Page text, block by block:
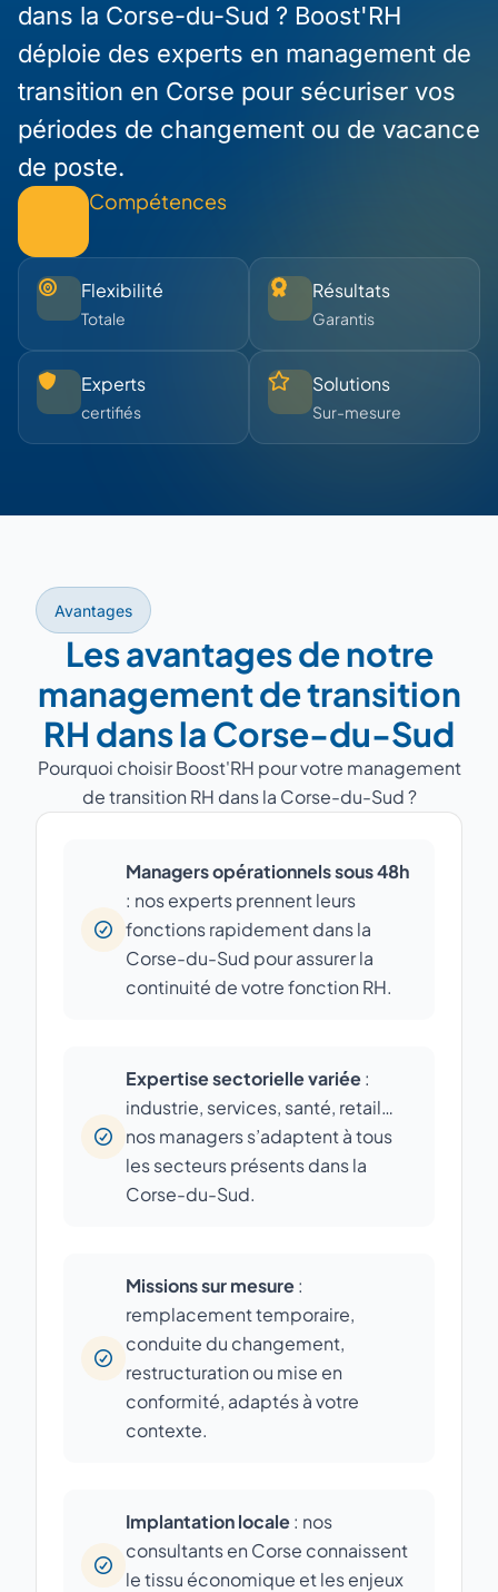
dans la Corse-du-Sud ? Boost'RH
déploie des experts en management de
transition en Corse pour sécuriser vos
périodes de changement ou de vacance
de poste.
Compétences
Flexibilité
Totale
Résultats
Garantis
Experts
certifiés
Solutions
Sur-mesure
Avantages
Les avantages de notre
management de transition
RH dans la Corse-du-Sud
Pourquoi choisir Boost'RH pour votre management
de transition RH dans la Corse-du-Sud ?
Managers opérationnels sous 48h
: nos experts prennent leurs
fonctions rapidement dans la
Corse-du-Sud pour assurer la
continuité de votre fonction RH.
Expertise sectorielle variée:
industrie, services, santé, retail…
nos managers s’adaptent à tous
les secteurs présents dans la
Corse-du-Sud.
Missions sur mesure:
remplacement temporaire,
conduite du changement,
restructuration ou mise en
conformité, adaptés à votre
contexte.
Implantation locale: nos
consultants en Corse connaissent
le tissu économique et les enjeux